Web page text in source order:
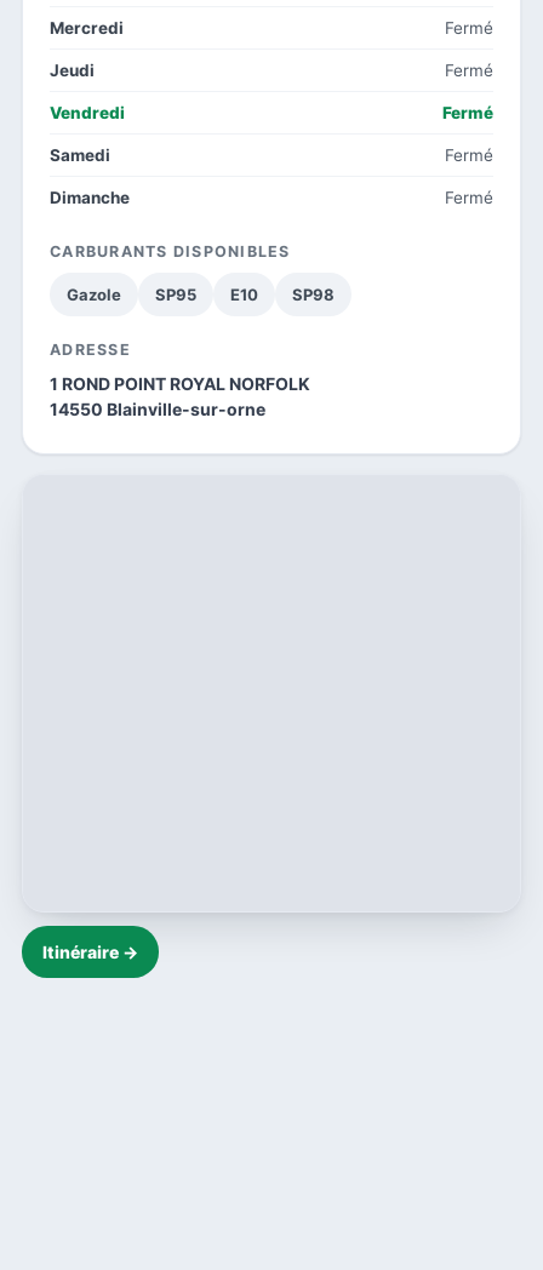
Mercredi Fermé
Jeudi Fermé
Vendredi Fermé
Samedi Fermé
Dimanche Fermé
CARBURANTS DISPONIBLES
Gazole SP95 E10 SP98
ADRESSE
1 ROND POINT ROYAL NORFOLK
14550 Blainville-sur-orne
Itinéraire →